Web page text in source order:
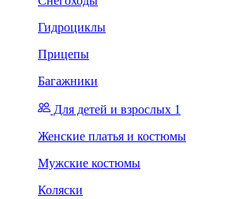
Гидроциклы
Прицепы
Багажники
Для детей и взрослых 1
Женские платья и костюмы
Мужские костюмы
Коляски